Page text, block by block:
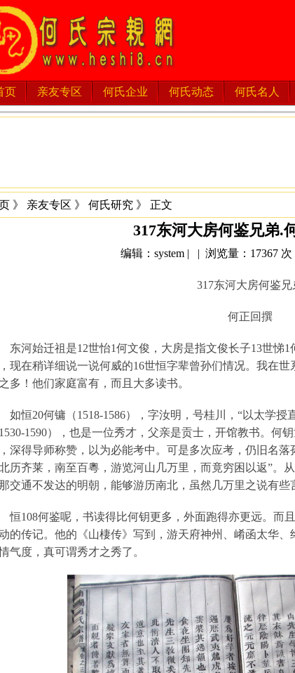
页 亲友专区 何氏企业 何氏动态 何氏名人
》 亲友专区 》 何氏研究 》 正文
317东河大房何鉴兄弟.
编辑：system | | 浏览量：17367
317东河大房何鉴兄
何正回撰
东河始迁祖是12世怡1何文俊，大房是指文俊长子13世悌
现在稍详细说一说何威的16世恒字辈曾孙们情况。我在
多！他们家庭富有，而且大多读书。
如恒20何镛（1518-1586），字汝明，号桂川，“以太学授
1530-1590），也是一位秀才，父亲是贡士，开馆教书。何
深得导师称赞，以为必能考中。可是多次应考，仍旧名落
历齐莱，南至百粵，游览河山几万里，而竟穷困以返”。
交通不发达的明朝，能够游历南北，虽然几万里之说有些
恒108何鉴呢，书读得比何钥更多，外面跑得亦更远。而
的传记。他的《山棲传》写到，游天府神州、崤函太华、
气度，真可谓秀才之秀了。